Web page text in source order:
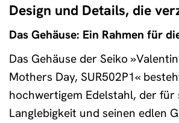
Design und Details, die
Das Gehäuse: Ein Rahmen für
Das Gehäuse der Seiko
Mothers Day, SUR502P1«
hochwertigem Edelstahl, der für
Langlebigkeit und seinen edlen